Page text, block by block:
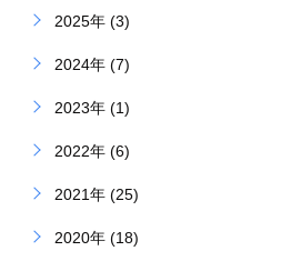
2025年 (3)
2024年 (7)
2023年 (1)
2022年 (6)
2021年 (25)
2020年 (18)